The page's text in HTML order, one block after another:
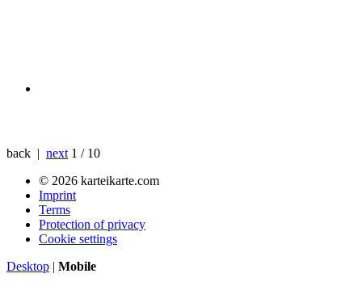
back | next 1 / 10
© 2026 karteikarte.com
Imprint
Terms
Protection of privacy
Cookie settings
Desktop | Mobile